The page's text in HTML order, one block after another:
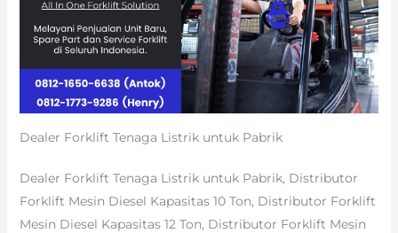
Dealer Forklift Tenaga Listrik untuk Pabrik
Dealer Forklift Tenaga Listrik untuk Pabrik, Distributor
Forklift Mesin Diesel Kapasitas 10 Ton, Distributor Forklift
Mesin Diesel Kapasitas 12 Ton, Distributor Forklift Mesin